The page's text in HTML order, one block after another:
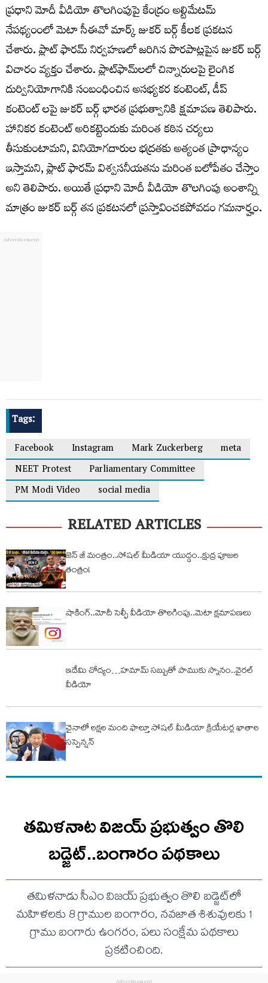
ప్రధాని మోదీ వీడియో తొలగింపుపై కేంద్రం అల్టిమేటమ్
నేపథ్యంంలో మెటా సీఈవో మార్క్ జుకర్ బర్గ్ కీలక ప్రకటన
చేశారు. ప్లాట్ ఫారమ్ నిర్వహణలో జరిగిన పొరపాట్లపైన జుకర్ బర్గ్
విచారం వ్యక్తం చేశారు. ప్లాట్‌ఫామ్‌లలో చిన్నారులపై లైంగిక
దుర్వినియోగానికి సంబంధించిన అసభ్యకర కంటెంట్, డీప్
కంటెంట్ లపై జుకర్ బర్గ్ భారత ప్రభుత్వానికి క్షమాపణ తెలిపారు.
హానికర కంటెంట్ అరికట్టెందుకు మరింత కఠిన చర్యలు
తీసుకుంటామని, వినియోగదారుల భద్రతకు అత్యంత ప్రాధాన్యం
ఇస్తామని, ప్లాట్ ఫారమ్ విశ్వసనీయతను మరింత బలోపేతం చేస్తాం
అని తెలిపారు. అయితే ప్రధాని మోదీ వీడియో తొలగింపు అంశాన్ని
మాత్రం జుకర్ బర్గ్ తన ప్రకటనలో ప్రస్తావించకపోవడం గమనార్హం.
Tags:
Facebook
Instagram Mark Zuckerberg
meta
NEET Protest
Parliamentary Committee
PM Modi Video
social media
RELATED ARTICLES
జెన్ జీ మంత్రం..సోషల్ మీడియా యుద్దం..క్షుద్ర పూజల
తంత్రం!
షాకింగ్..మోదీ సెల్ఫీ వీడియో తొలగింపు..మెటా క్షమాపణలు
ఇదేమి చోద్యం…హమామ్ సబ్బుతో పాముకు స్నానం..వైరల్
వీడియో
చైనాలో లక్షల మంది ఫాల్తూ సోషల్ మీడియా క్రియేటర్ల ఖాతాల
సస్పెన్షన్‌
తమిళనాట విజయ్ ప్రభుత్వం తొలి
బడ్జెట్‌..బంగారం పథకాలు
తమిళనాడు సీఎం విజయ్ ప్రభుత్వం తొలి బడ్జెట్‌లో
మహిళలకు 8 గ్రాముల బంగారం, నవజాత శిశువులకు 1
గ్రాము బంగారు ఉంగరం, పలు సంక్షేమ పథకాలు
ప్రకటించింది.